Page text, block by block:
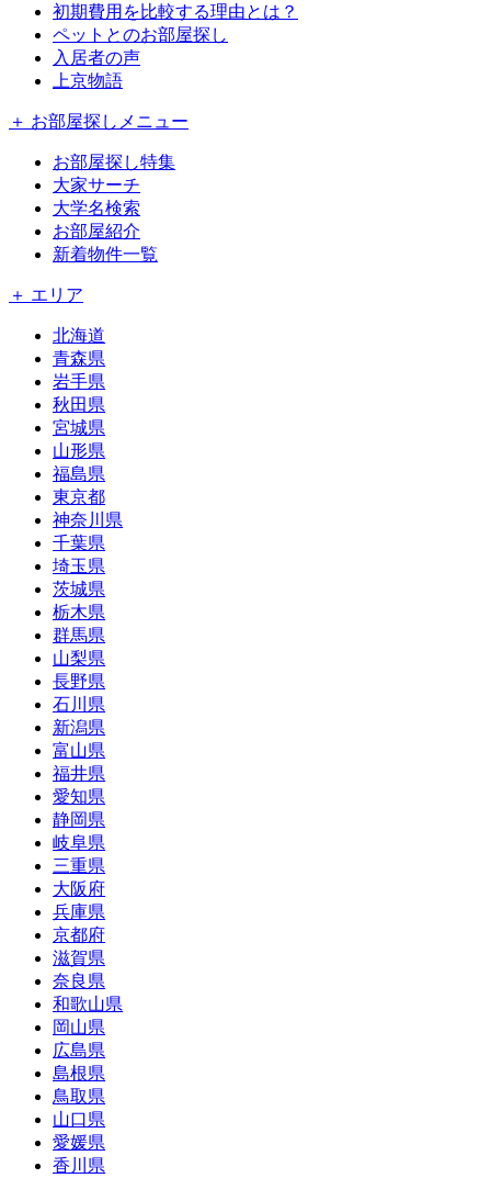
初期費用を比較する理由とは？
ペットとのお部屋探し
入居者の声
上京物語
＋ お部屋探しメニュー
お部屋探し特集
大家サーチ
大学名検索
お部屋紹介
新着物件一覧
＋ エリア
北海道
青森県
岩手県
秋田県
宮城県
山形県
福島県
東京都
神奈川県
千葉県
埼玉県
茨城県
栃木県
群馬県
山梨県
長野県
石川県
新潟県
富山県
福井県
愛知県
静岡県
岐阜県
三重県
大阪府
兵庫県
京都府
滋賀県
奈良県
和歌山県
岡山県
広島県
島根県
鳥取県
山口県
愛媛県
香川県